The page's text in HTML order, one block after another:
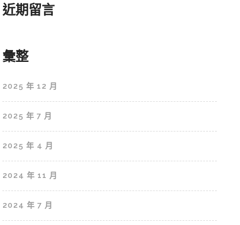
近期留言
彙整
2025 年 12 月
2025 年 7 月
2025 年 4 月
2024 年 11 月
2024 年 7 月